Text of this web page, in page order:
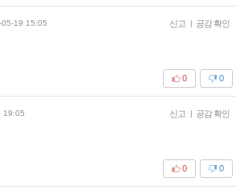
05-19 15:05 신고 | 공감 확인
0
0
19:05 신고 | 공감 확인
0
0